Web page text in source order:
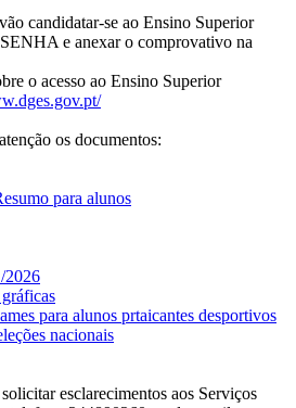
candidatar-se ao Ensino Superior
e anexar o comprovativo na
o acesso ao Ensino Superior
os documentos:
para alunos
2026
para alunos prtaicantes desportivos
nacionais
esclarecimentos aos Serviços